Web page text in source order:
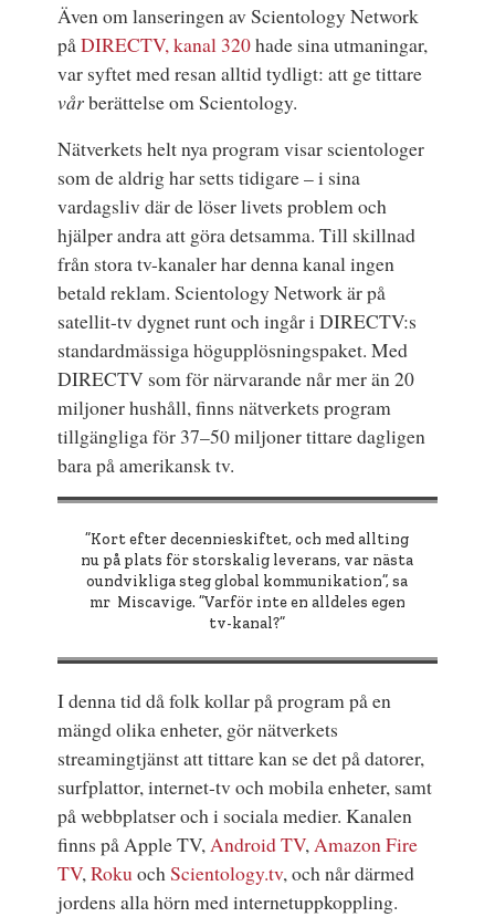
Även om lanseringen av Scientology Network
påDIRECTV, kanal 320hade sina utmaningar,
var syftet med resan alltid tydligt: att ge tittare
vårberättelse om Scientology.
Nätverkets helt nya program visar scientologer
som de aldrig har setts tidigare – i sina
vardagsliv där de löser livets problem och
hjälper andra att göra detsamma. Till skillnad
från stora tv-kanaler har denna kanal ingen
betald reklam. Scientology Network är på
satellit-tv dygnet runt och ingår i DIRECTV:s
standardmässiga högupplösningspaket. Med
DIRECTV som för närvarande når mer än 20
miljoner hushåll, finns nätverkets program
tillgängliga för 37–50 miljoner tittare dagligen
bara på amerikansk tv.
”Kort efter decennieskiftet, och med allting
nu på plats för storskalig leverans, var nästa
oundvikliga steg global kommunikation”, sa
mr Miscavige. ”Varför inte en alldeles egen
tv-kanal?”
I denna tid då folk kollar på program på en
mängd olika enheter, gör nätverkets
streamingtjänst att tittare kan se det på datorer,
surfplattor, internet-tv och mobila enheter, samt
på webbplatser och i sociala medier. Kanalen
finns på Apple TV,Android TV,Amazon Fire
TV,RokuochScientology.tv, och når därmed
jordens alla hörn med internetuppkoppling.